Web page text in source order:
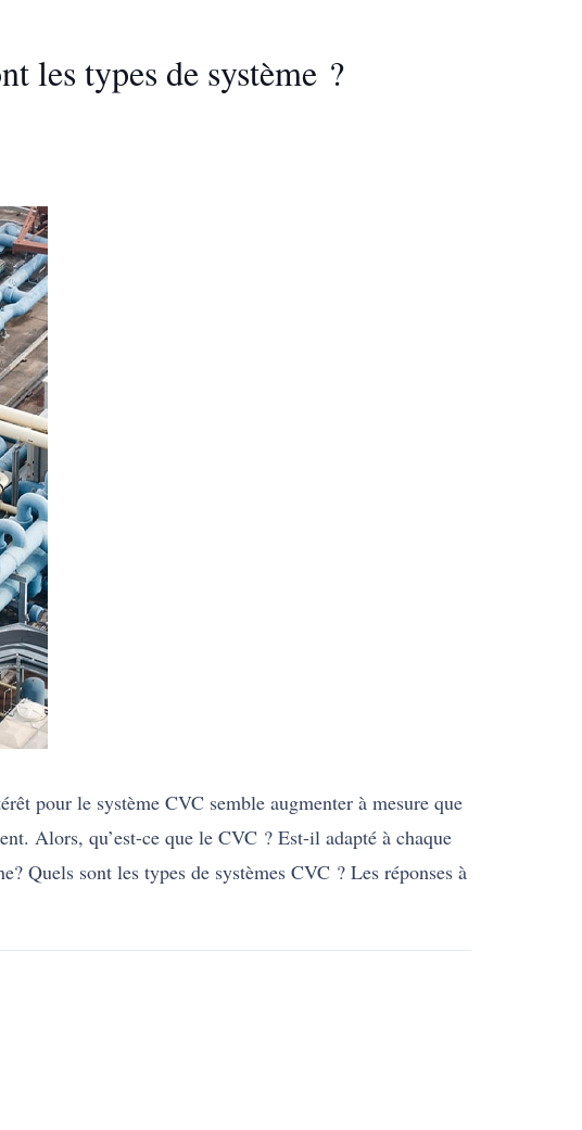
les types de système ?
pour le système CVC semble augmenter à mesure que
Alors, qu’est-ce que le CVC ? Est-il adapté à chaque
Quels sont les types de systèmes CVC ? Les réponses à